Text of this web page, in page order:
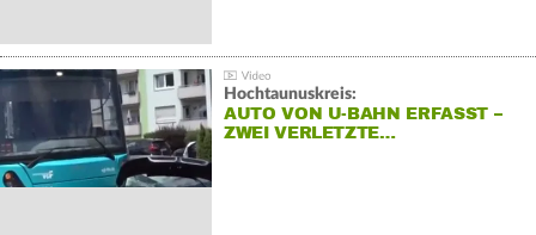
Hochtaunuskreis:
AUTO VON U-BAHN ERFASST –
ZWEI VERLETZTE…